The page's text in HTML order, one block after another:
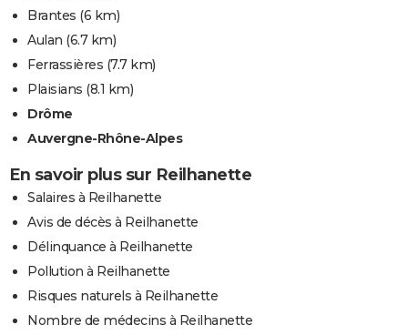
Brantes (6 km)
Aulan (6.7 km)
Ferrassières (7.7 km)
Plaisians (8.1 km)
Drôme
Auvergne-Rhône-Alpes
En savoir plus sur Reilhanette
Salaires à Reilhanette
Avis de décès à Reilhanette
Délinquance à Reilhanette
Pollution à Reilhanette
Risques naturels à Reilhanette
Nombre de médecins à Reilhanette